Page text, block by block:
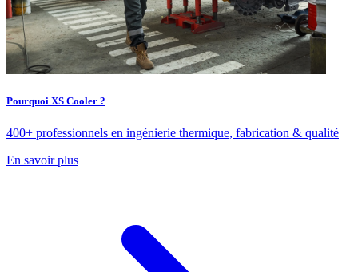
Pourquoi XS Cooler ?
400+ professionnels en ingénierie thermique, fabrication & qualité
En savoir plus